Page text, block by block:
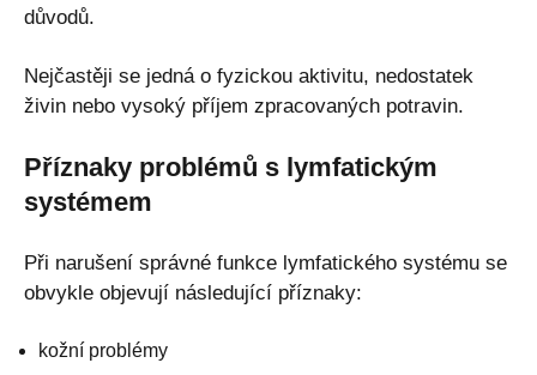
důvodů.
Nejčastěji se jedná o fyzickou aktivitu, nedostatek
živin nebo vysoký příjem zpracovaných potravin.
Příznaky problémů s lymfatickým
systémem
Při narušení správné funkce lymfatického systému se
obvykle objevují následující příznaky:
kožní problémy